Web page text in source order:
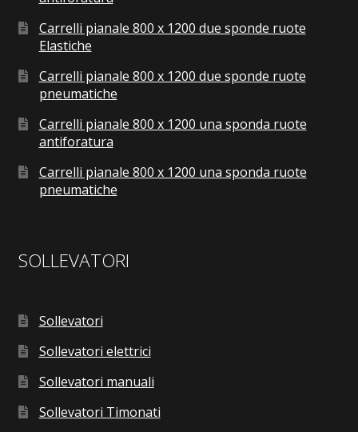
Carrelli pianale 800 x 1200 due sponde ruote
Elastiche
Carrelli pianale 800 x 1200 due sponde ruote
pneumatiche
Carrelli pianale 800 x 1200 una sponda ruote
antiforatura
Carrelli pianale 800 x 1200 una sponda ruote
pneumatiche
SOLLEVATORI
Sollevatori
Sollevatori elettrici
Sollevatori manuali
Sollevatori Timonati